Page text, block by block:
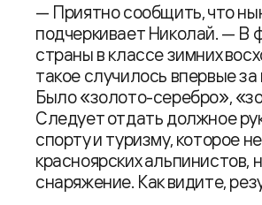
— Приятно сообщить, что
подчеркивает Николай. — В
страны в классе зимних
такое случилось впервые
Было «золото-серебро»,
Следует отдать должное
спорту и туризму, которое
красноярских
снаряжение. Как видите,